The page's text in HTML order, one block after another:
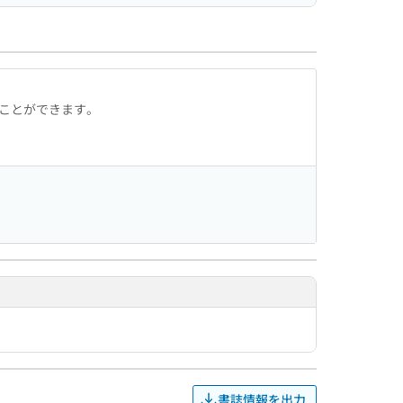
ができます。
書誌情報を出力